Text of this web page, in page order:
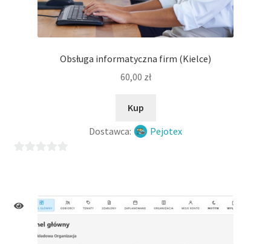
Obsługa informatyczna firm (Kielce)
60,00 zł
Kup
Dostawca:
Pejotex
t